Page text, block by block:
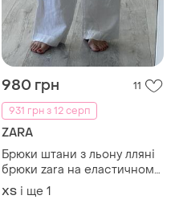
980 грн
11
931 грн з 12 серп
ZARA
Брюки штани з льону лляні
брюки zara на еластичному
поясі
ХS і ще 1